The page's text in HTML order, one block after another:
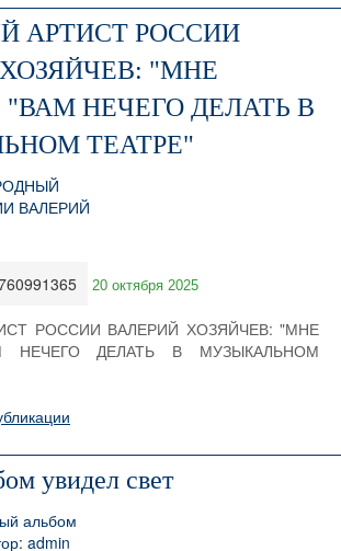
АРТИСТ РОССИИ
"МНЕ
"ВАМ НЕЧЕГО ДЕЛАТЬ В
ТЕАТРЕ"
20 октября 2025
РОССИИ ВАЛЕРИЙ ХОЗЯЙЧЕВ: "МНЕ
НЕЧЕГО ДЕЛАТЬ В МУЗЫКАЛЬНОМ
увидел свет